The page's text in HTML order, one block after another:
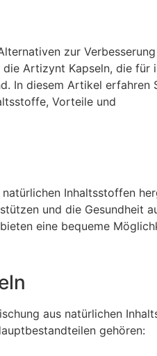
zur
Artizynt Kapseln, die für
In diesem Artikel erfahren
Vorteile und
Inhaltsstoffen
und die Gesundheit
eine bequeme
aus natürlichen
gehören: